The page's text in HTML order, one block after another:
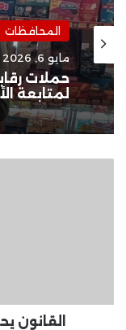
المحافظات
مايو 6, 2026
حملات
لمتابعة
من